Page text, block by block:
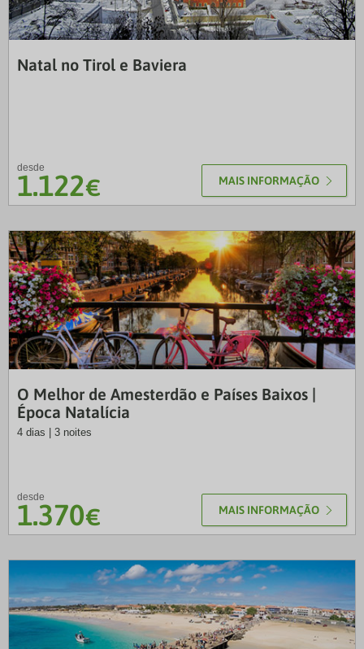
Natal no Tirol e Baviera
desde
1.122€ MAIS INFORMAÇÃO
O Melhor de Amesterdão e Países Baixos |
Época Natalícia
4 dias | 3 noites
desde
1.370€ MAIS INFORMAÇÃO